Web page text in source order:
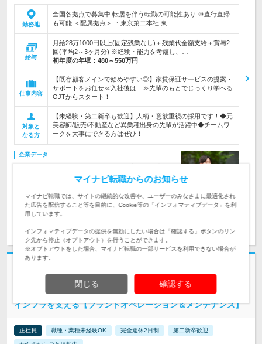
勤務地
全国各拠点で募集中 転居を伴う転勤の可能性あり ※直行直帰
も可能 ＜配属拠点＞ ・東京第二本社 東…
給与
月給28万1000円以上(固定残業なし)＋残業代全額支給＋賞与2
回(平均2～3ヶ月分) ※経験・能力を考慮し、…
初年度の年収： 480～550万円
仕事内容
【既存顧客メインで始めやすい◎】家賃保証サービスの提案・
サポートをお任せ≪入社後は…≫先輩のもとでじっくり学べる
OJTからスタート！
対象と
なる方
【未経験・第二新卒も歓迎】人柄・意欲重視の採用です！◆元
美容師/販売/不動産など異業種出身の先輩が活躍中◆チームワ
ークを大事にできる方はぜひ！
企業データ
設立：2001年11月／従業員数：575人／本社所在地：
株式会社BREXA Engineering | #安定基盤#年休125日#希望エリア考慮＋
転居サポート
インフラを支える【プラントオペレーション＆メンテナンス】
正社員 職種・業種未経験OK 完全週休2日制 第二新卒歓迎
マイナビ転職からのお知らせ
マイナビ転職では、サイトの継続的な改善や、ユーザーのみなさまに最適化され
た広告を配信すること等を目的に、Cookie等の「インフォマティブデータ」を利
用しています。
インフォマティブデータの提供を無効にしたい場合は「確認する」ボタンのリン
ク先から停止（オプトアウト）を行うことができます。
※オプトアウトをした場合、マイナビ転職の一部サービスを利用できない場合が
あります。
閉じる 確認する